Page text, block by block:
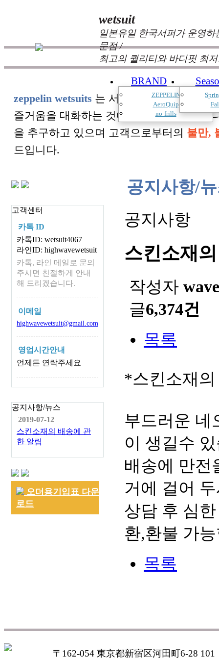
wetsuit
일본유일 한국서퍼가 운영
문점 /
최고의 퀄리티와 바디핏 최
BRAND
ZEPPELIN
AeroQuip
no-frills
zeppelin wetsuits 는 서퍼들의 느낌과 의견
즐거움을 대화하는 것에 목표를 두고 있
을 추구하고 있으며 고객으로부터의 불만,
드입니다.
고객센터
카톡 ID
카톡ID: wetsuit4067
라인ID: highwavewetsuit
카톡, 라인 메일로 문의
주시면 친절하게 안내
해 드리겠습니다.
이메일
highwavewetsuit@gmail.com
영업시간안내
언제든 연락주세요
공지사항/뉴스
2019-07-12
스킨소재의 배송에 관
한 알림
오더용기입표 다운
로드
공지사항/
공지사항
스킨소재
작성자 wave
글6,374건
목록
*스킨소재
부드러운 네
이 생길수
배송에 만전
거에 걸어
상담 후 심
환,환불 가
목록
〒162-054 東京都新宿区河田町6-28 101